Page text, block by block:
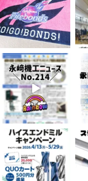
6月 3
8 0
4月 16
10 0